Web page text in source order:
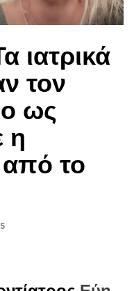
ιατρικά
τον
ως
η
από το